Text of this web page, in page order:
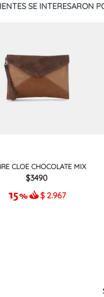
SE INTERESARON
CLOE CHOCOLATE MIX
3490
$ 2.967